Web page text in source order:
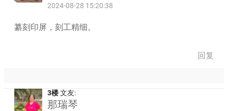
2024-08-28 15:20:38
纂刻印屏，刻工精细。
回复
3楼文友:
那瑞琴